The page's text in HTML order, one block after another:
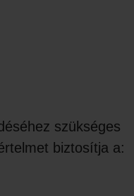
szükséges
biztosítja a: